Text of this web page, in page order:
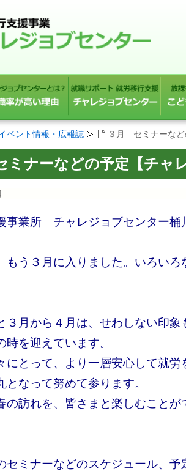
ベント情報・広報誌 ３月 セミナーなど
ナーなどの予定【チャ
事業所 チャレジョブセンター桶
もう３月に入りました。いろい
３月から４月は、せわしない印
時を迎えています。
にとって、より一層安心して就労
となって努めて参ります。
の訪れを、皆さまと楽しむことが
セミナーなどのスケジュール、予